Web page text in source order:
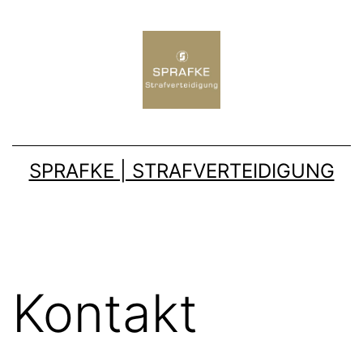
SPRAFKE | STRAFVERTEIDIGUNG
Kontakt